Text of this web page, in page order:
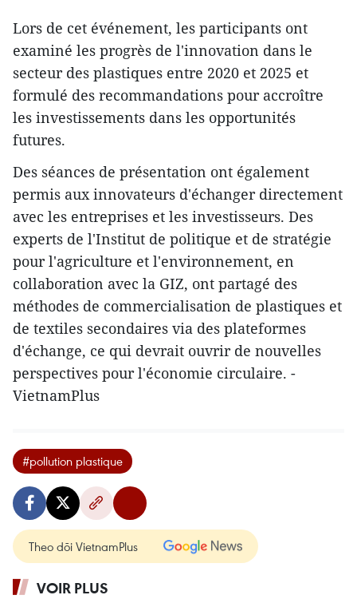
Lors de cet événement, les participants ont
examiné les progrès de l'innovation dans le
secteur des plastiques entre 2020 et 2025 et
formulé des recommandations pour accroître
les investissements dans les opportunités
futures.
Des séances de présentation ont également
permis aux innovateurs d'échanger directement
avec les entreprises et les investisseurs. Des
experts de l'Institut de politique et de stratégie
pour l'agriculture et l'environnement, en
collaboration avec la GIZ, ont partagé des
méthodes de commercialisation de plastiques et
de textiles secondaires via des plateformes
d'échange, ce qui devrait ouvrir de nouvelles
perspectives pour l'économie circulaire. -
VietnamPlus
#pollution plastique
Theo dõi VietnamPlus
VOIR PLUS